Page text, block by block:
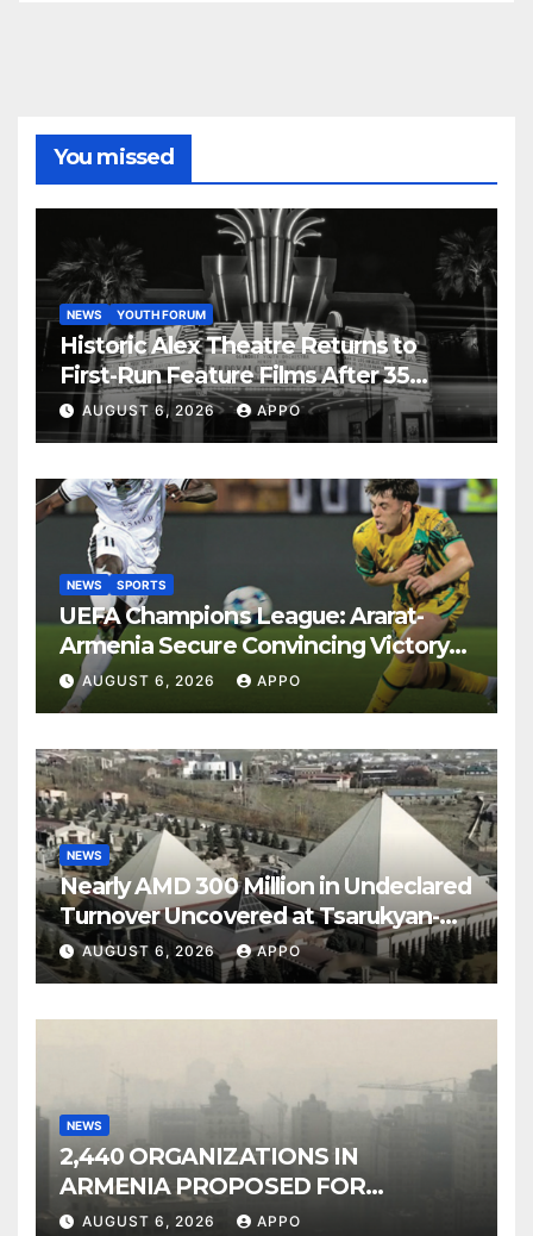
You missed
NEWS YOUTH FORUM
Historic Alex Theatre Returns to
First-Run Feature Films After 35
Years
AUGUST 6, 2026 APPO
NEWS SPORTS
UEFA Champions League: Ararat-
Armenia Secure Convincing Victory
Over Shamrock Rovers 2-0
AUGUST 6, 2026 APPO
NEWS
Nearly AMD 300 Million in Undeclared
Turnover Uncovered at Tsarukyan-
Owned Entertainment Center
AUGUST 6, 2026 APPO
NEWS
2,440 ORGANIZATIONS IN
ARMENIA PROPOSED FOR
INCLUSION IN LIST OF AIR
AUGUST 6, 2026 APPO